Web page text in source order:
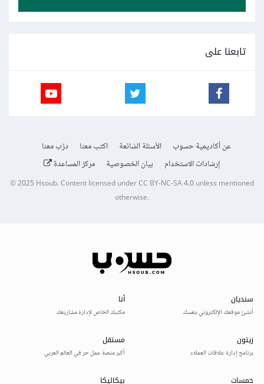
تابعنا على
عن أكاديمية حسوب الأسئلة الشائعة اكتب معنا
درّب معنا
إرشادات الاستخدام
بيان الخصوصية مركز المساعدة
© 2025Hsoub.Content licensed underCC BY-NC-SA 4.0unless mentioned
otherwise.